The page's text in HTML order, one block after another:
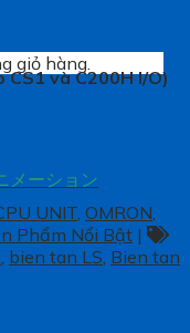
giỏ hàng.
và C200H I/O)
メーション
UNIT OMRON
Phẩm Nổi Bật |
bien tan LS Bien tan